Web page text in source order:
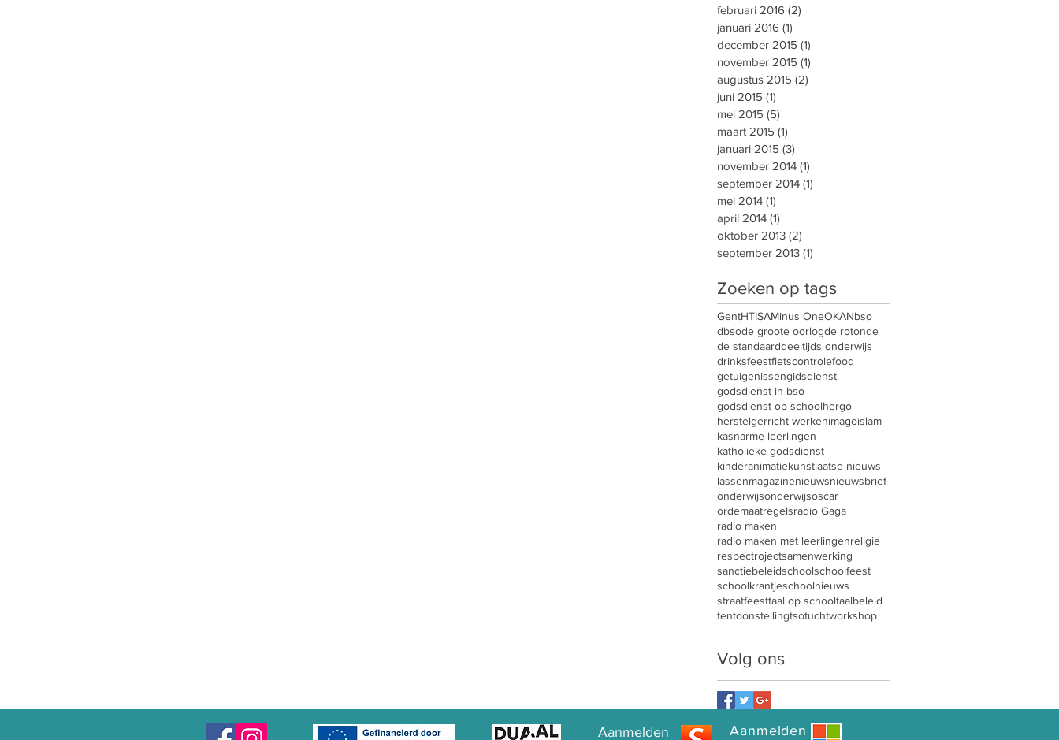
februari 2016 (2)
januari 2016 (1)
december 2015 (1)
november 2015 (1)
augustus 2015 (2)
juni 2015 (1)
mei 2015 (5)
maart 2015 (1)
januari 2015 (3)
november 2014 (1)
september 2014 (1)
mei 2014 (1)
april 2014 (1)
oktober 2013 (2)
september 2013 (1)
Zoeken op tags
GentHTISAMinus OneOKANbso
dbsode groote oorlogde rotonde
de standaarddeeltijds onderwijs
drinksfeestfietscontrolefood
getuigenissengidsdienst
godsdienst in bso
godsdienst op schoolhergo
herstelgerricht werkenimagoislam
kasnarme leerlingen
katholieke godsdienst
kinderanimatiekunstlaatse nieuws
lassenmagazinenieuwsnieuwsbrief
onderwijsonderwijsoscar
ordemaatregelsradio Gaga
radio maken
radio maken met leerlingenreligie
respectrojectsamenwerking
sanctiebeleidschoolschoolfeest
schoolkrantjeschoolnieuws
straatfeesttaal op schooltaalbeleid
tentoonstellingtsotuchtworkshop
Volg ons
Aanmelden
Aanmelden